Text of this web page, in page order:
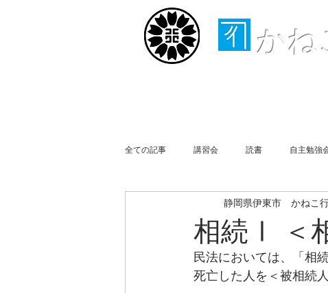
かね
全ての記事 講習会 読書 自主勉強
行政書士会伊豆支部 事務所便り
Business Report Weekend
相続Ⅰ ＜
静岡県伊東市 かねこ
民法においては、「相
死亡した人を＜被相続